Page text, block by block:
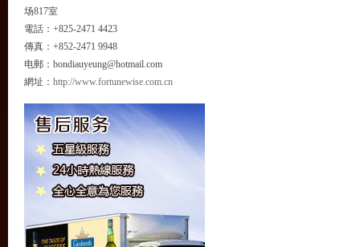
场817室
電話：+825-2471 4423
傳真：+852-2471 9948
电郵：bondiauyeung@hotmail.com
網址： http://www.fortunewise.com.cn